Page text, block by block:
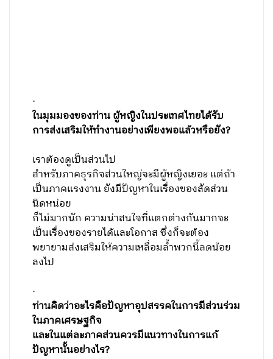
·
ในมุมมองของท่าน ผู้หญิงในประเทศไทยได้รับ
การส่งเสริมให้ทำงานอย่างเพียงพอแล้วหรือยัง?
เราต้องดูเป็นส่วนไป
สำหรับภาคธุรกิจส่วนใหญ่จะมีผู้หญิงเยอะ แต่ถ้า
เป็นภาคแรงงาน ยังมีปัญหาในเรื่องของสัดส่วน
นิดหน่อย
ก็ไม่มากนัก ความน่าสนใจที่แตกต่างกันมากจะ
เป็นเรื่องของรายได้และโอกาส ซึ่งก็จะต้อง
พยายามส่งเสริมให้ความเหลื่อมล้ำพวกนี้ลดน้อย
ลงไป
·
ท่านคิดว่าอะไรคือปัญหาอุปสรรคในการมีส่วนร่วม
ในภาคเศรษฐกิจ
และในแต่ละภาคส่วนควรมีแนวทางในการแก้
ปัญหานั้นอย่างไร?